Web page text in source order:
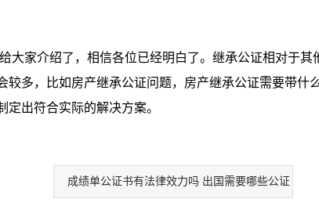
大家介绍了，相信各位已经明白了。 继承公证相对于其
较多，比如房产继承公证问题， 房产继承公证需要带什
出符合实际的解决方案。
成绩单公证书有法律效力吗 出国需要哪些公证